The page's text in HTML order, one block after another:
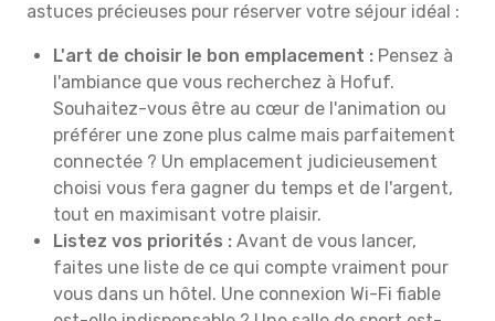
astuces précieuses pour réserver votre séjour idéal :
L'art de choisir le bon emplacement : Pensez à
l'ambiance que vous recherchez à Hofuf.
Souhaitez-vous être au cœur de l'animation ou
préférer une zone plus calme mais parfaitement
connectée ? Un emplacement judicieusement
choisi vous fera gagner du temps et de l'argent,
tout en maximisant votre plaisir.
Listez vos priorités : Avant de vous lancer,
faites une liste de ce qui compte vraiment pour
vous dans un hôtel. Une connexion Wi-Fi fiable